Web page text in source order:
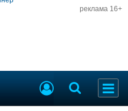
реклама 16+